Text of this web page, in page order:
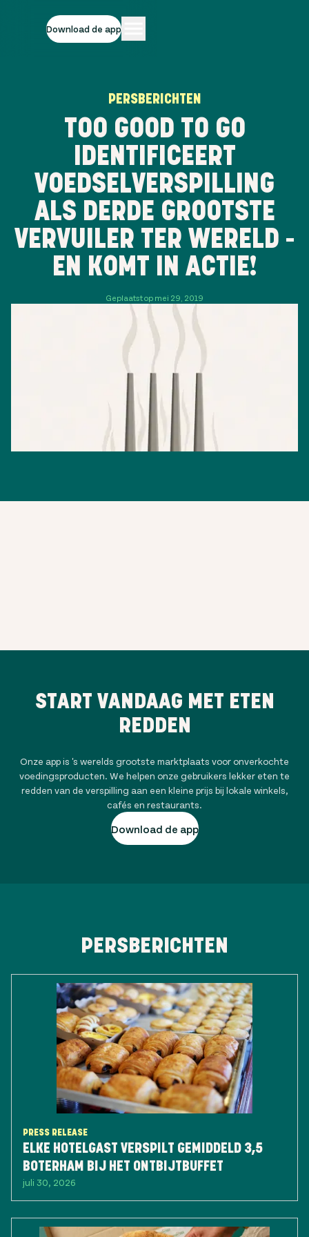
Download de app
PERSBERICHTEN
TOO GOOD TO GO
IDENTIFICEERT
VOEDSELVERSPILLING
ALS DERDE GROOTSTE
VERVUILER TER WERELD -
EN KOMT IN ACTIE!
Geplaatst op mei 29, 2019
START VANDAAG MET ETEN
REDDEN
Onze app is 's werelds grootste marktplaats voor onverkochte
voedingsproducten. We helpen onze gebruikers lekker eten te
redden van de verspilling aan een kleine prijs bij lokale winkels,
cafés en restaurants.
Download de app
PERSBERICHTEN
PRESS RELEASE
ELKE HOTELGAST VERSPILT GEMIDDELD 3,5
BOTERHAM BIJ HET ONTBIJTBUFFET
juli 30, 2026